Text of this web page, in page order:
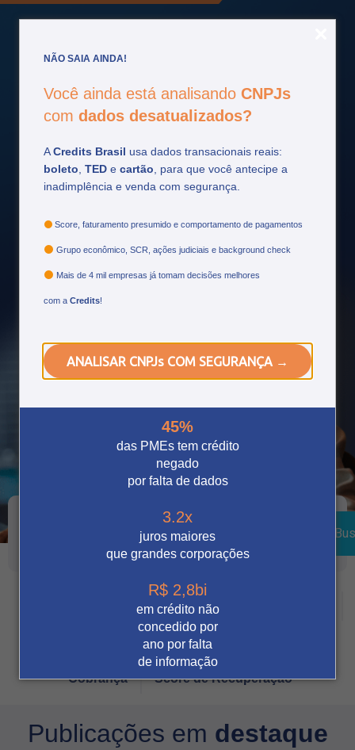
NÃO SAIA AINDA!
Você ainda está analisando CNPJs
com dados desatualizados?
ACredits Brasil usa dados transacionais reais:
boleto TED e cartão , para que você antecipe a
inadimplência e venda com segurança.
Score, faturamento presumido e comportamento de pagamentos
Grupo econômico, SCR, ações judiciais e background check
Mais de 4 mil empresas já tomam decisões melhores
com a Credits!
ANALISAR CNPJs COM SEGURANÇA →
45%
das PMEs tem crédito
negado
por falta de dados
3.2x
juros maiores
que grandes corporações
R$ 2,8bi
em crédito não
concedido por
ano por falta
de informação
Fique por dentro
financeiro e tome decisões mais estratégicas.
Vendas Digitais Prevenção à fraude
Automação
Cobrança Score de Recuperação
Publicações em destaque